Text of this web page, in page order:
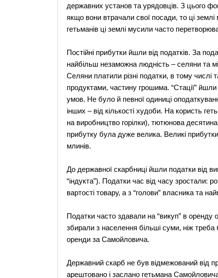
державних установ та урядовців. З цього
якщо вони втрачали свої посади, то ці
гетьманів ці землі мусили часто
Постійні прибутки йшли від податків. За
найбільш незаможна людність – селяни та
Селяни платили різні податки, в тому числі
продуктами, частину грошима. “Стації” йшли
умов. Не було й певної одиниці
інших – від кількості худоби. На користь
на виробництво горілки), тютюнова
прибутку була дуже велика. Великі
млинів.
До державної скарбниці йшли податки від
“індукта”). Податки час від часу зростали:
вартості товару, а з “голови” власника та
Податки часто здавали на “викуп” в оренду
збирали з населення більші суми, ніж
оренди за Самойловича.
Державний скарб не був відмежований від
арештовано і заслано гетьмана